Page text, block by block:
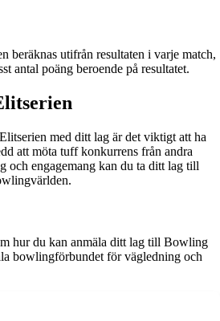
beräknas utifrån resultaten i varje match,
antal poäng beroende på resultatet.
med ditt lag är det viktigt att ha
att möta tuff konkurrens från andra
och engagemang kan du ta ditt lag till
hur du kan anmäla ditt lag till Bowling
bowlingförbundet för vägledning och